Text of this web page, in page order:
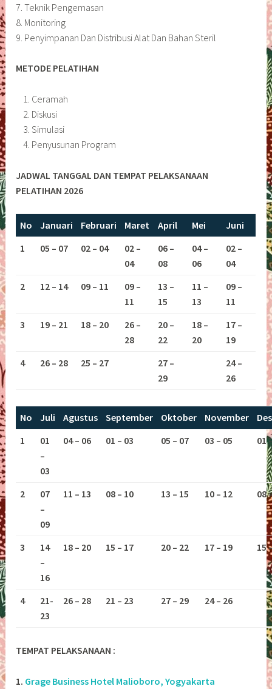
7. Teknik Pengemasan
8. Monitoring
9. Penyimpanan Dan Distribusi Alat Dan Bahan Steril
METODE PELATIHAN
Ceramah
Diskusi
Simulasi
Penyusunan Program
JADWAL TANGGAL DAN TEMPAT PELAKSANAAN
PELATIHAN 2026
No Januari Februari Maret April Mei
Juni
1
05 – 07 02 – 04
02 –
04
06 –
08
04 –
06
02 –
04
2
12 – 14 09 – 11
09 –
11
13 –
15
11 –
13
09 –
11
3
19 – 21 18 – 20
26 –
28
20 –
22
18 –
20
17 –
19
4
26 – 28 25 – 27
27 –
29
24 –
26
No Juli Agustus September Oktober November
1
01
–
03
04 – 06 01 – 03 05 – 07 03 – 05 01
2
07
–
09
11 – 13 08 – 10 13 – 15 10 – 12 08
3
14
–
16
18 – 20 15 – 17 20 – 22 17 – 19 15
4
21-
23
26 – 28 21 – 23 27 – 29 24 – 26
TEMPAT PELAKSANAAN :
1. Grage Business Hotel Malioboro, Yogyakarta